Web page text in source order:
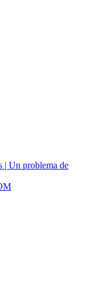
Un problema de